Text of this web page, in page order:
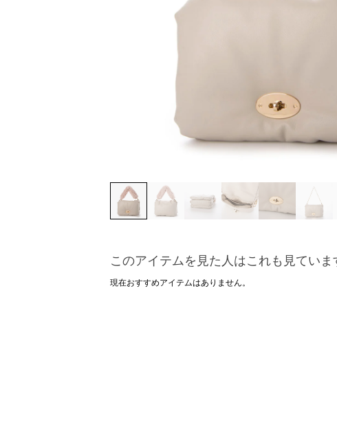
このアイテムを見た人はこれも見ていま
現在おすすめアイテムはありません。